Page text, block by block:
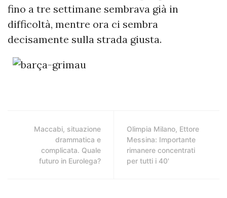
fino a tre settimane sembrava già in
difficoltà, mentre ora ci sembra
decisamente sulla strada giusta.
Maccabi, situazione
drammatica e
complicata. Quale
futuro in Eurolega?
Olimpia Milano, Ettore
Messina: Importante
rimanere concentrati
per tutti i 40'